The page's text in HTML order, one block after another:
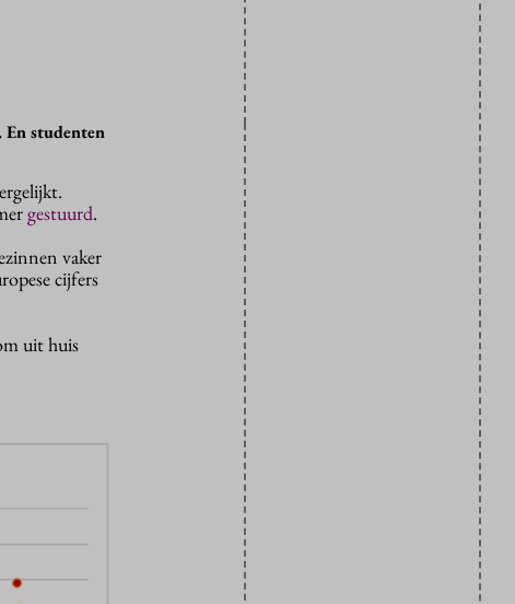
En studenten
gestuurd.
vaker
cijfers
uit huis